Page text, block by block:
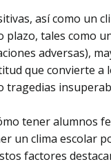
así como un
plazo, tales como
adversas),
que convierte a
tragedias
tener alumnos
un clima escolar
factores